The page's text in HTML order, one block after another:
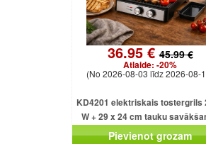
36.95 €45.99 €
Atlaide: -20%
(No 2026-08-03 līdz 2026-08-
KD4201 elektriskais tostergrils
W + 29 x 24 cm tauku
paplāte
Pievienot grozam